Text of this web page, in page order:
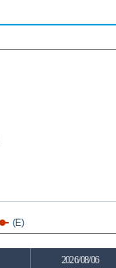
(E)
2026/08/06